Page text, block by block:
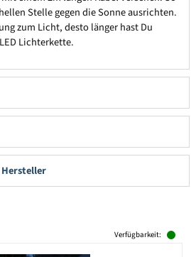
Stelle gegen die Sonne ausrichten.
zum Licht, desto länger hast Du
Lichterkette.
Verfügbarkeit: